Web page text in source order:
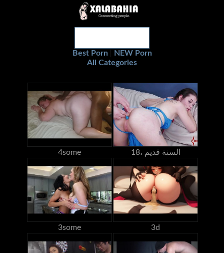
Best Porn
NEW Porn
All Categories
4some 18، السنة قديم
3some 3d